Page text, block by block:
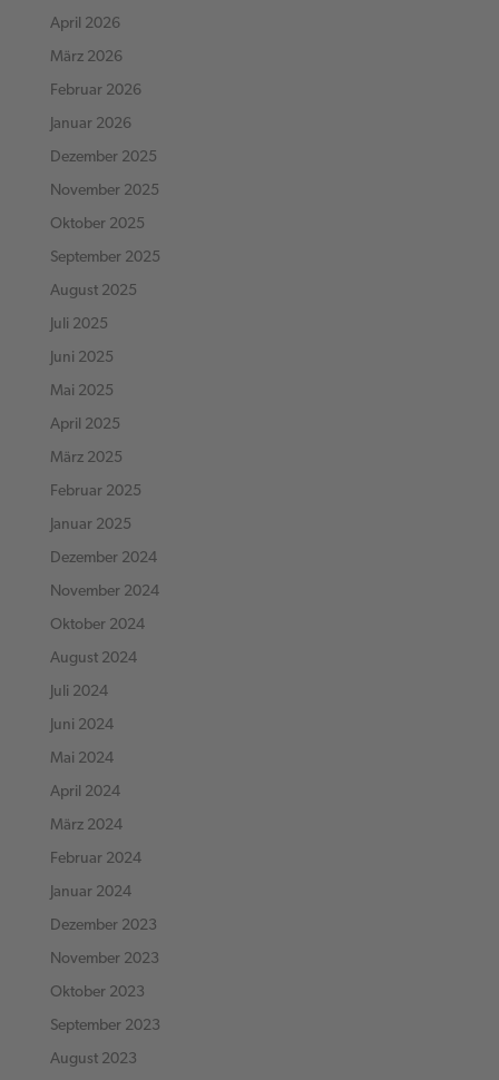
April 2026
März 2026
Februar 2026
Januar 2026
Dezember 2025
November 2025
Oktober 2025
September 2025
August 2025
Juli 2025
Juni 2025
Mai 2025
April 2025
März 2025
Februar 2025
Januar 2025
Dezember 2024
November 2024
Oktober 2024
August 2024
Juli 2024
Juni 2024
Mai 2024
April 2024
März 2024
Februar 2024
Januar 2024
Dezember 2023
November 2023
Oktober 2023
September 2023
August 2023